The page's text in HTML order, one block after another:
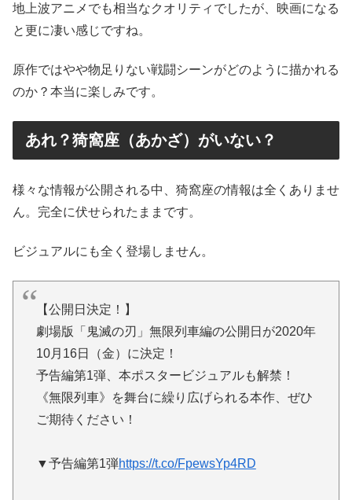
地上波アニメでも相当なクオリティでしたが、映画になる
と更に凄い感じですね。
原作ではやや物足りない戦闘シーンがどのように描かれる
のか？本当に楽しみです。
あれ？猗窩座（あかざ）がいない？
様々な情報が公開される中、猗窩座の情報は全くありませ
ん。完全に伏せられたままです。
ビジュアルにも全く登場しません。
【公開日決定！】
劇場版「鬼滅の刃」無限列車編の公開日が2020年
10月16日（金）に決定！
予告編第1弾、本ポスタービジュアルも解禁！
《無限列車》を舞台に繰り広げられる本作、ぜひ
ご期待ください！
▼予告編第1弾https://t.co/FpewsYp4RD